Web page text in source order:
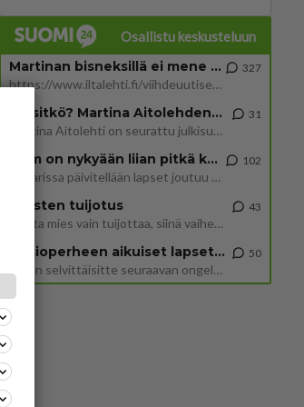
Osallistu keskusteluun
Martinan bisneksillä ei mene hyvin
https://www.iltalehti.fi/viihdeuutiset/a/c46da6ab-340f-4790-aaa7-0865eed2336 Yrityksen konkurssihakemus on tullut kärä
327
Tiesitkö? Martina Aitolehden isäpuoli on tämä suosittu laulaja
Martina Aitolehti on seurattu julkisuuden henkilö. Lähipiiriin mahtuu muitakin tunnettuja henkilöitä. Tiesitkö, että Ma
31
2 km on nykyään liian pitkä koulumatka
Hesarissa päivitellään lapset joutuu nyt kulkemaan 2 km kouluun jösses. Ruostefillarilla tuo matka menee vaikka miten äk
102
Miesten tuijotus
Mutta mies vain tuijottaa, siinä vaiheessa käännän itse pään pois. Mikä juttu? Yleensä jos joku tuijottaa tai katsoo, hä
43
Uusioperheen aikuiset lapset tyhjentää jääkaapin käydessään
Miten selvittäisitte seuraavan ongelman, meillä on uusioperhe, minulla teini-ikäiset lapset ja puolisolla aikuiset, jotk
50